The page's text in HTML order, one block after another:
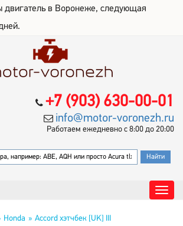
двигатель в Воронеже, следующая
+7 (903) 630-00-01
info@motor-voronezh.ru
Работаем ежедневно с 8:00 до 20:00
Honda Accord хэтчбек [UK] III